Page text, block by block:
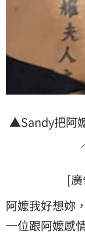
▲Sandy把阿
[
阿嬤我好想妳
一位跟阿嬤感